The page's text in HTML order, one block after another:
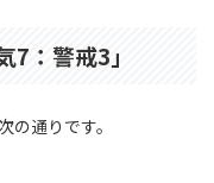
：警戒3」
通りです。